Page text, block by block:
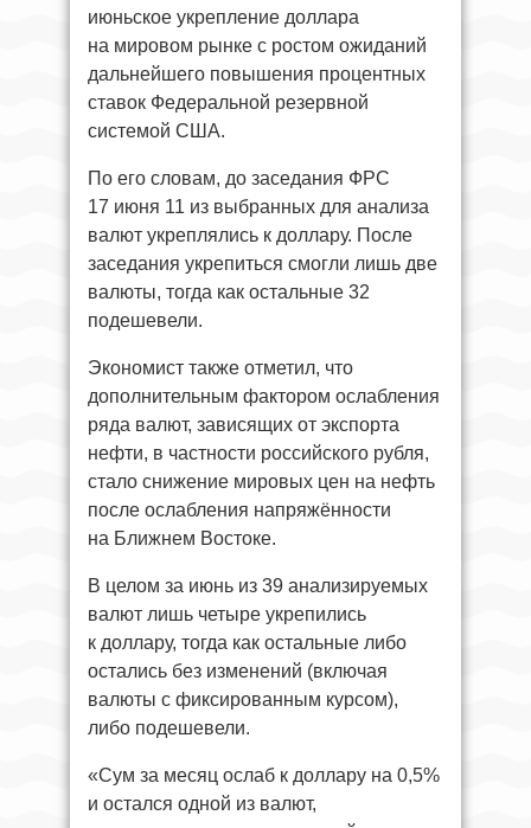
июньское укрепление доллара
на мировом рынке с ростом ожиданий
дальнейшего повышения процентных
ставок Федеральной резервной
системой США.
По его словам, до заседания ФРС
17 июня 11 из выбранных для анализа
валют укреплялись к доллару. После
заседания укрепиться смогли лишь две
валюты, тогда как остальные 32
подешевели.
Экономист также отметил, что
дополнительным фактором ослабления
ряда валют, зависящих от экспорта
нефти, в частности российского рубля,
стало снижение мировых цен на нефть
после ослабления напряжённости
на Ближнем Востоке.
В целом за июнь из 39 анализируемых
валют лишь четыре укрепились
к доллару, тогда как остальные либо
остались без изменений (включая
валюты с фиксированным курсом),
либо подешевели.
«Сум за месяц ослаб к доллару на 0,5%
и остался одной из валют,